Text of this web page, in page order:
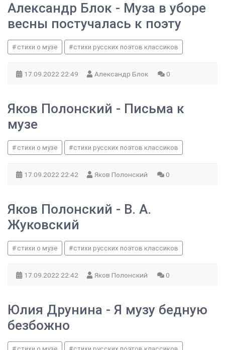
Александр Блок - Муза в уборе
весны постучалась к поэту
стихи о музе стихи русских поэтов классиков
17.09.2022 22:49 Александр Блок 0
Яков Полонский - Письма к
музе
стихи о музе стихи русских поэтов классиков
17.09.2022 22:42 Яков Полонский 0
Яков Полонский - В. А.
Жуковский
стихи о музе стихи русских поэтов классиков
17.09.2022 22:42 Яков Полонский 0
Юлия Друнина - Я музу бедную
безбожно